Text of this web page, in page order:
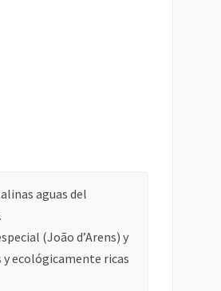
aguas del
(João d’Arens) y
ecológicamente ricas